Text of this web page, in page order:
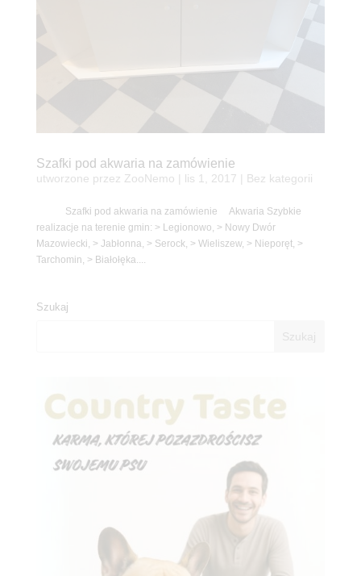
Szafki pod akwaria na zamówienie
utworzone przez ZooNemo lis 1, 2017 | Bez kategorii
Szafki pod akwaria na zamówienie Akwaria Szybkie
realizacje na terenie gmin: > Legionowo, > Nowy Dwór
Mazowiecki, > Jabłonna, > Serock, > Wieliszew, > Nieporęt, >
Tarchomin, > Białołęka....
Szukaj